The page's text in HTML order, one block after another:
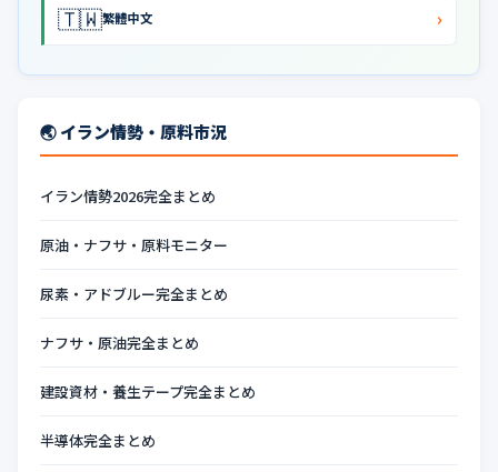
🇹🇼繁體中文 ›
🌏 イラン情勢・原料市況
イラン情勢2026完全まとめ
原油・ナフサ・原料モニター
尿素・アドブルー完全まとめ
ナフサ・原油完全まとめ
建設資材・養生テープ完全まとめ
半導体完全まとめ